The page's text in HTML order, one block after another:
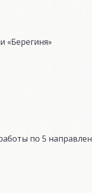
«Берегиня»
по 5